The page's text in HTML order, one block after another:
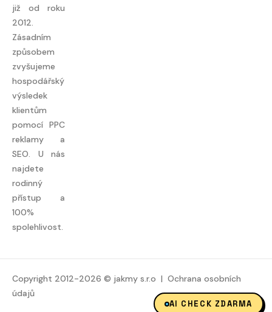
již od roku
2012.
Zásadním
způsobem
zvyšujeme
hospodářský
výsledek
klientům
pomocí PPC
reklamy a
SEO. U nás
najdete
rodinný
přístup a
100%
spolehlivost.
Copyright 2012-2026 © jakmy s.r.o | Ochrana osobních
údajů
AI CHECK ZDARMA